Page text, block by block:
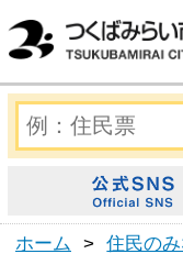
ホーム > 住民の